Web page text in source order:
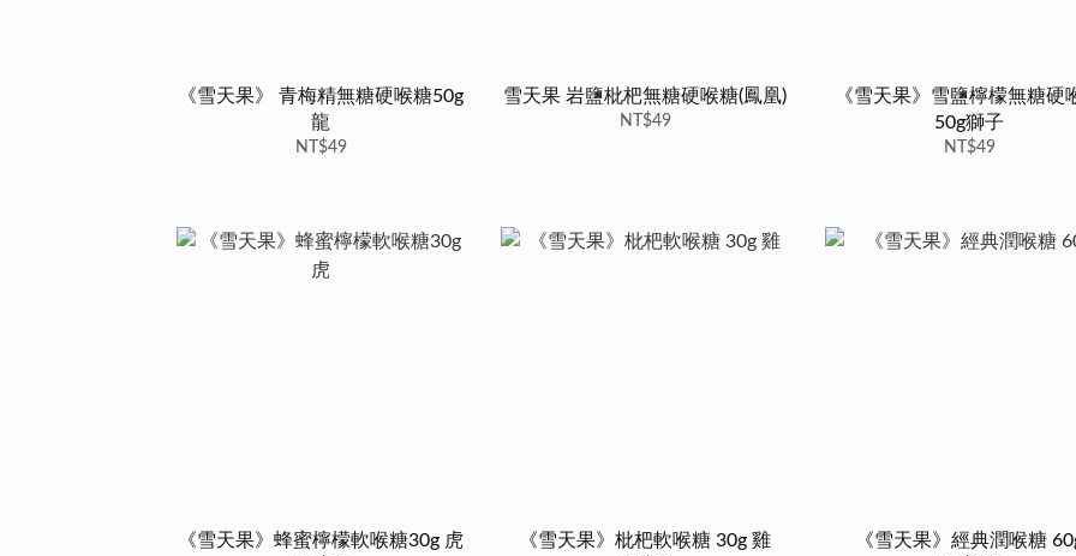
《雪天果》 青梅精無糖硬喉糖50g
龍
NT$49
雪天果 岩鹽枇杷無糖硬喉糖(鳳凰)
NT$49
《雪天果》雪鹽檸檬無糖硬
50g獅子
NT$49
《雪天果》蜂蜜檸檬軟喉糖30g 虎 《雪天果》枇杷軟喉糖 30g 雞 《雪天果》經典潤喉糖